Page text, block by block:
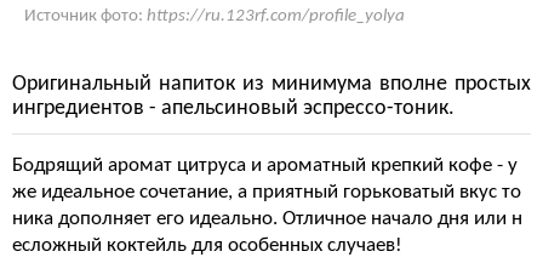
Источник фото: https://ru.123rf.com/profile_yolya
Оригинальный напиток из минимума вполне простых
ингредиентов - апельсиновый эспрессо-тоник.
Бодрящий аромат цитруса и ароматный крепкий кофе - у
же идеальное сочетание, а приятный горьковатый вкус то
ника дополняет его идеально. Отличное начало дня или н
есложный коктейль для особенных случаев!